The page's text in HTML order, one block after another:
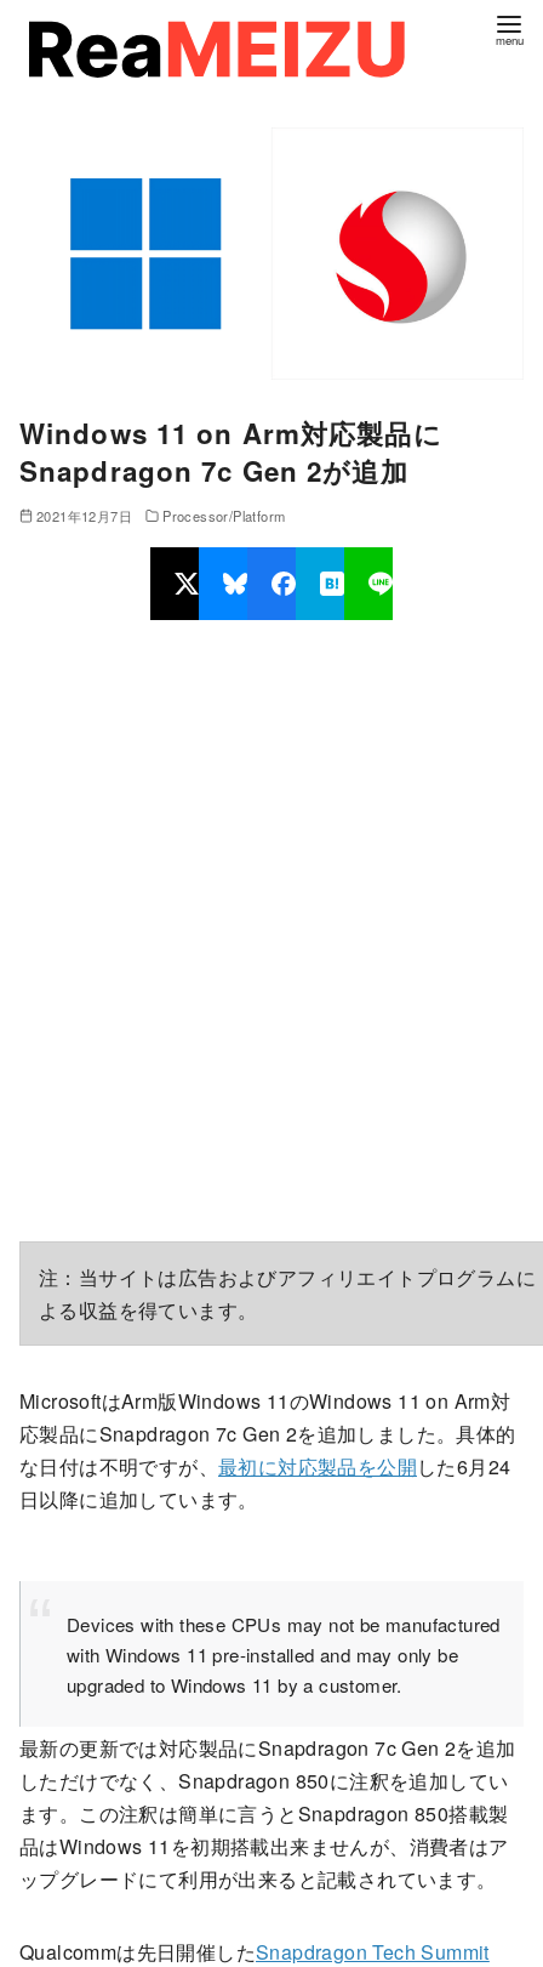
Windows 11 on Arm対応製品に
Snapdragon 7c Gen 2が追加
2021年12月7日 Processor/Platform
注：当サイトは広告およびアフィリエイトプログラムに
よる収益を得ています。
MicrosoftはArm版Windows 11のWindows 11 on Arm対
応製品にSnapdragon 7c Gen 2を追加しました。具体的
な日付は不明ですが、 最初に対応製品を公開した6月24
日以降に追加しています。
Devices with these CPUs may not be manufactured
with Windows 11 pre-installed and may only be
upgraded to Windows 11 by a customer.
最新の更新では対応製品にSnapdragon 7c Gen 2を追加
しただけでなく、Snapdragon 850に注釈を追加してい
ます。この注釈は簡単に言うとSnapdragon 850搭載製
品はWindows 11を初期搭載出来ませんが、消費者はア
ップグレードにて利用が出来ると記載されています。
Qualcommは先日開催したSnapdragon Tech Summit